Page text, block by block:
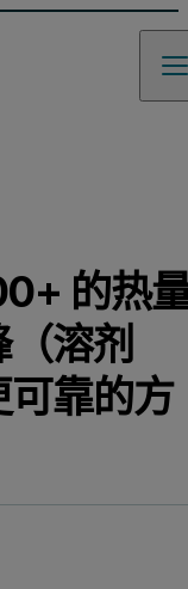
的热
溶剂
靠的方